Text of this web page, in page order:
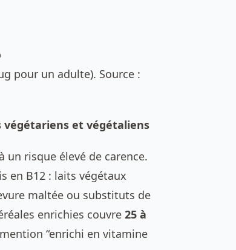
pour un adulte). Source :
végétariens et végétaliens
un risque élevé de carence.
en B12 : laits végétaux
maltée ou substituts de
enrichies couvre 25 à
“enrichi en vitamine